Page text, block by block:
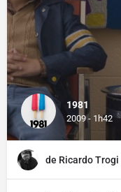
1981
2009 - 1h42
de Ricardo Trogi